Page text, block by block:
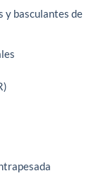
y basculantes de